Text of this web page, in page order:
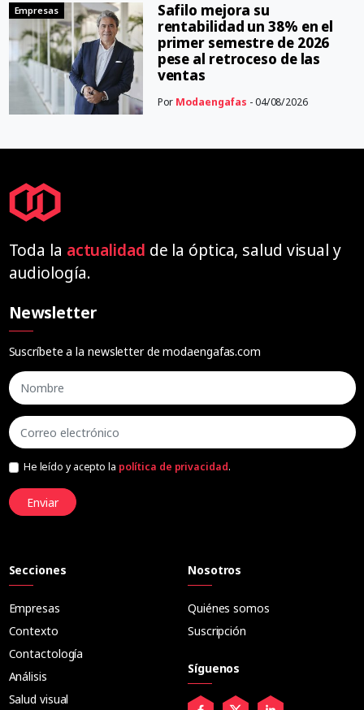
Empresas
Safilo mejora su
rentabilidad un 38% en el
primer semestre de 2026
pese al retroceso de las
ventas
Por Modaengafas - 04/08/2026
Toda la actualidad de la óptica, salud visual y
audiología.
Newsletter
Suscríbete a la newsletter de modaengafas.com
He leído y acepto la política de privacidad.
Enviar
Secciones
Empresas
Contexto
Contactología
Análisis
Salud visual
Nosotros
Quiénes somos
Suscripción
Síguenos